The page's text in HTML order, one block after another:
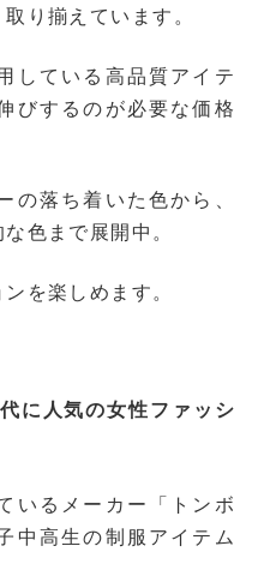
り揃えています。
している高品質アイテ
びするのが必要な価格
の落ち着いた色から、
色まで展開中。
を楽しめます。
に人気の女性ファッシ
いるメーカー「トンボ
中高生の制服アイテム